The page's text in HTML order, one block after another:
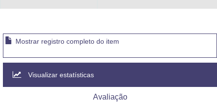
Mostrar registro completo do item
Visualizar estatísticas
Avaliação